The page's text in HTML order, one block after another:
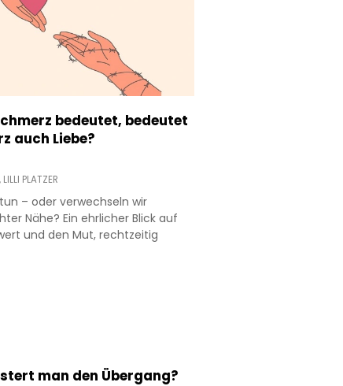
bedeutet, bedeutet
auch Liebe?
LILLI PLATZER
– oder verwechseln wir
Nähe? Ein ehrlicher Blick auf
und den Mut, rechtzeitig
man den Übergang?